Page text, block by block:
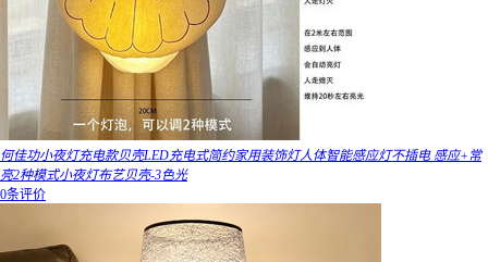
何佳功小夜灯充电款贝壳LED充电式简约家用装饰灯人体智能感应灯不插电 感应+常
亮2种模式小夜灯布艺贝壳-3色光
0条评价